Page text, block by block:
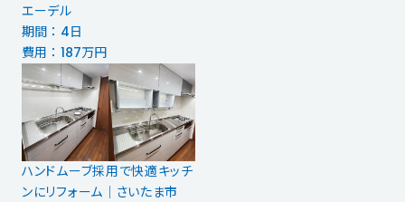
エーデル
期間 ： 4日
費用 ： 187万円
ハンドムーブ採用で快適キッチ
ンにリフォーム│さいたま市